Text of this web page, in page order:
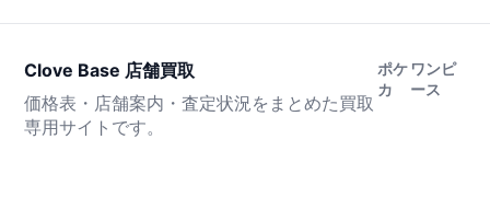
Clove Base 店舗買取
価格表・店舗案内・査定状況をまとめた買取
専用サイトです。
ポケ
カ
ワンピ
ース